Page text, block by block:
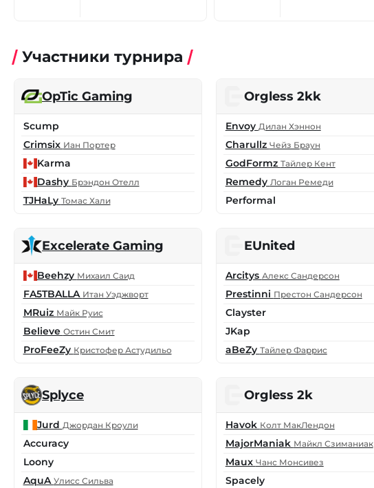
Участники турнира
OpTic Gaming
Scump
Crimsix Иан Портер
Karma
Dashy Брэндон Отелл
TJHaLy Томас Хали
Orgless 2kk
Envoy Дилан Хэннон
Charullz Чейз Браун
GodFormz Тайлер Кент
Remedy Логан Ремеди
Performal
Excelerate Gaming
Beehzy Михаил Саид
FA5TBALLA Итан Уэджворт
MRuiz Майк Руис
Believe Остин Смит
ProFeeZy Кристофер Астудильо
EUnited
Arcitys Алекс Сандерсон
Prestinni Престон Сандерсон
Clayster
JKap
aBeZy Тайлер Фаррис
Splyce
Jurd Джордан Кроули
Accuracy
Loony
AquA Улисс Сильва
Orgless 2k
Havok Колт МакЛендон
MajorManiak Майкл Сзиманиак
Maux Чанс Монсивез
Spacely